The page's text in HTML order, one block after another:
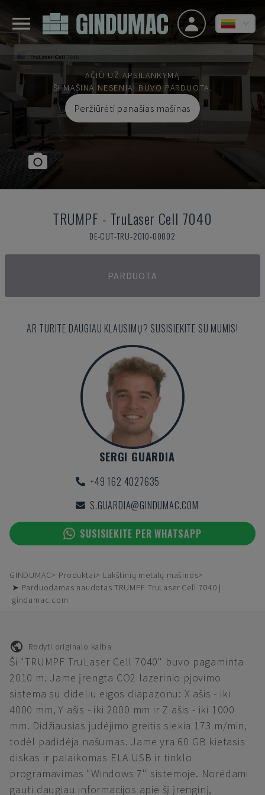
AČIŪ UŽ APSILANKYMĄ
ŠI MAŠINA NESENIAI BUVO PARDUOTA.
Peržiūrėti panašias mašinas
TRUMPF - TruLaser Cell 7040
DE-CUT-TRU-2010-00002
PARDUOTA
AR TURITE DAUGIAU KLAUSIMŲ? SUSISIEKITE SU MUMIS!
SERGI GUARDIA
+49 162 4027635
S.GUARDIA@GINDUMAC.COM
SUSISIEKITE PER WHATSAPP
GINDUMAC Produktai
Lakštinių metalų mašinos
➤ Parduodamas naudotas TRUMPF TruLaser Cell 7040 |
gindumac.com
Rodyti originalo kalba
Ši "TRUMPF TruLaser Cell 7040" buvo pagaminta
2010 m. Jame įrengta CO2 lazerinio pjovimo
sistema su dideliu eigos diapazonu: X ašis - iki
4000 mm, Y ašis - iki 2000 mm ir Z ašis - iki 1000
mm. Didžiausias judėjimo greitis siekia 173 m/min,
todėl padidėja našumas. Jame yra 60 GB kietasis
diskas ir palaikomas ELA USB ir tinklo
programavimas "Windows 7" sistemoje. Norėdami
gauti daugiau informacijos apie šį įrenginį,